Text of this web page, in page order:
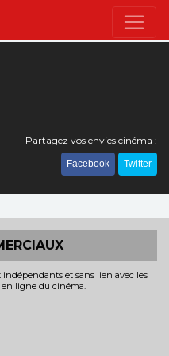
Partagez vos envies cinéma :
Facebook Twitter
et sans lien avec les
ligne du cinéma.